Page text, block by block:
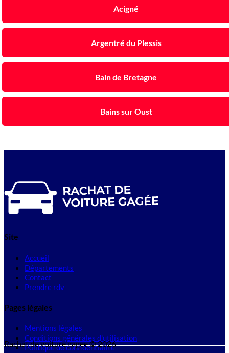
Acigné
Argentré du Plessis
Bain de Bretagne
Bains sur Oust
Site
Accueil
Départements
Contact
Prendre rdv
Pages légales
Mentions légales
Conditions générales d'utilisation
Politique de confidentialité
Rachat de voiture gagee © 2026